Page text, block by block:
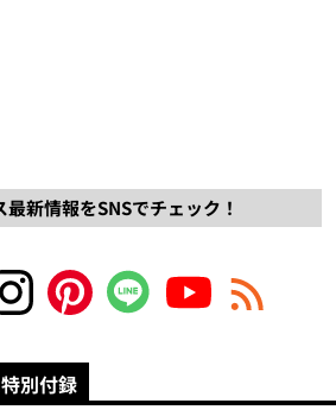
新情報をSNSでチェック！
別付録